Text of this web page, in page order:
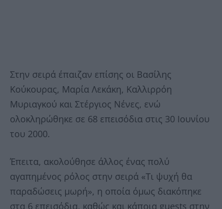
Στην σειρά έπαιζαν επίσης οι Βασίλης
Κούκουρας, Μαρία Λεκάκη, Καλλιρρόη
Μυριαγκού και Στέργιος Νένες, ενώ
ολοκληρώθηκε σε 68 επεισόδια στις 30 Ιουνίου
του 2000.
Έπειτα, ακολούθησε άλλος ένας πολύ
αγαπημένος ρόλος στην σειρά «Τι ψυχή θα
παραδώσεις μωρή», η οποία όμως διακόπηκε
στα 6 επεισόδια, καθώς και κάποια guests στην